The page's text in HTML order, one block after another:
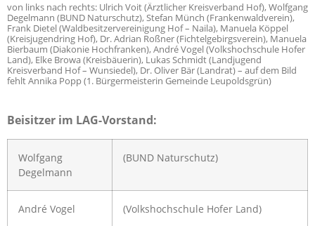
von links nach rechts: Ulrich Voit (Ärztlicher Kreisverband Hof), Wolfgang
Degelmann (BUND Naturschutz), Stefan Münch (Frankenwaldverein),
Frank Dietel (Waldbesitzervereinigung Hof – Naila), Manuela Köppel
(Kreisjugendring Hof), Dr. Adrian Roßner (Fichtelgebirgsverein), Manuela
Bierbaum (Diakonie Hochfranken), André Vogel (Volkshochschule Hofer
Land), Elke Browa (Kreisbäuerin), Lukas Schmidt (Landjugend
Kreisverband Hof – Wunsiedel), Dr. Oliver Bär (Landrat) – auf dem Bild
fehlt Annika Popp (1. Bürgermeisterin Gemeinde Leupoldsgrün)
Beisitzer im LAG-Vorstand:
Wolfgang
Degelmann
(BUND Naturschutz)
André Vogel (Volkshochschule Hofer Land)